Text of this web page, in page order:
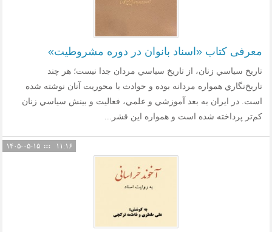
معرفی کتاب «اسناد بانوان در دوره مشروطیت»
تاريخ سياسي زنان، از تاريخ سياسي مردان جدا نيست؛ هر چند
تاريخ‌نگاري همواره مردانه بوده و حوادث با محوريت آنان نوشته شده
است. در ايران به بعد آموزشي و علمي، فعاليت و بينش سياسي زنان
كم‌تر پرداخته شده است و همواره اين قشر...
۱۱:۱۶